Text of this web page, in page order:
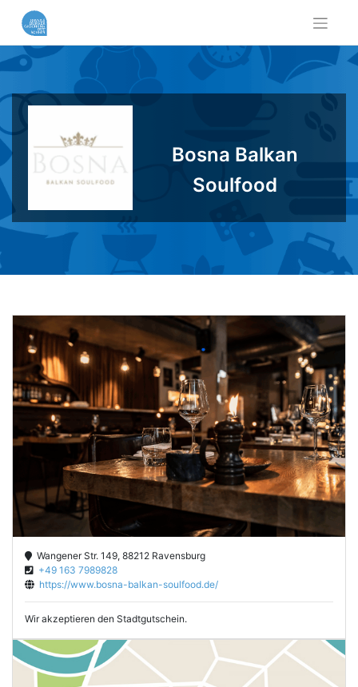
content
Bosna Balkan
Soulfood
Wangener Str. 149, 88212 Ravensburg
+49 163 7989828
https://www.bosna-balkan-soulfood.de/
Wir akzeptieren den Stadtgutschein.